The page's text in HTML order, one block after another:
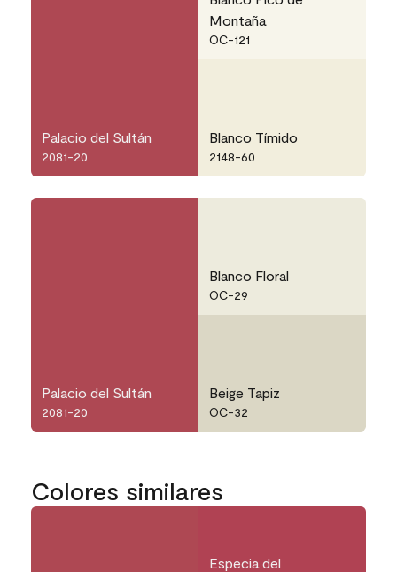
Palacio del Sultán
2081-20
Montaña
OC-121
Blanco Tímido
2148-60
Palacio del Sultán
2081-20
Blanco Floral
OC-29
Beige Tapiz
OC-32
Colores similares
Especia del